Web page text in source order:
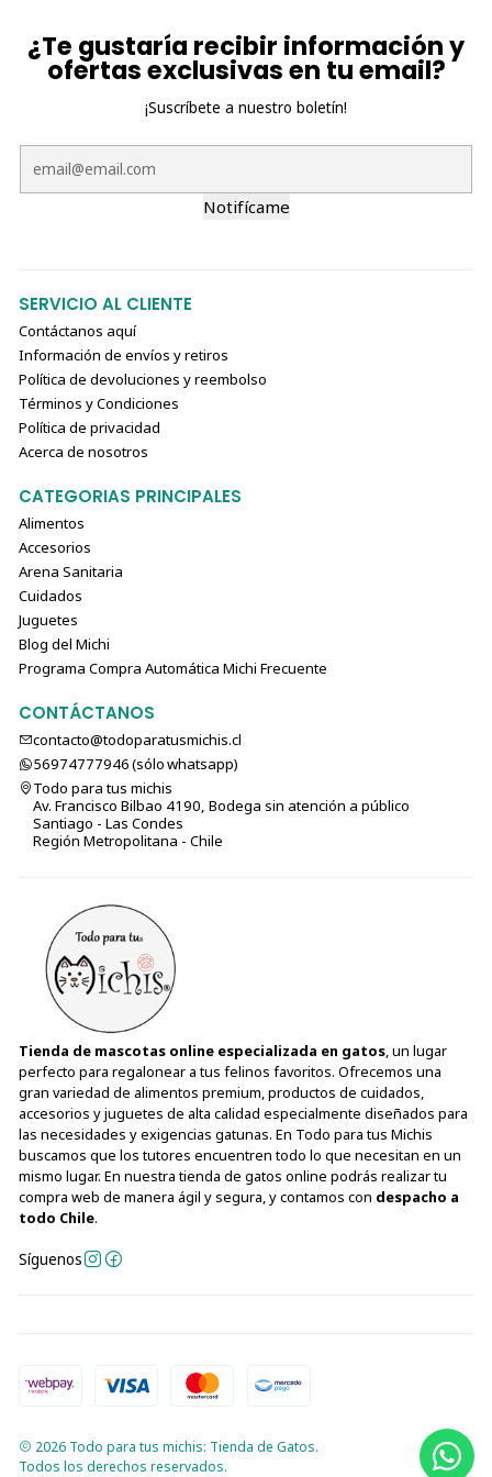
¿Te gustaría recibir información y
ofertas exclusivas en tu email?
¡Suscríbete a nuestro boletín!
Notifícame
SERVICIO AL CLIENTE
Contáctanos aquí
Información de envíos y retiros
Política de devoluciones y reembolso
Términos y Condiciones
Política de privacidad
Acerca de nosotros
CATEGORIAS PRINCIPALES
Alimentos
Accesorios
Arena Sanitaria
Cuidados
Juguetes
Blog del Michi
Programa Compra Automática Michi Frecuente
CONTÁCTANOS
contacto@todoparatusmichis.cl
56974777946 (sólo⁣⁣⁣⁣⁣​​​​​​​​​​​​​​​ whatsapp)
Todo para tus michis
Av. Francisco Bilbao 4190, Bodega sin atención a público
Santiago - Las Condes
Región Metropolitana - Chile
Tienda de mascotas online especializada en gatos, un lugar
perfecto para regalonear a tus felinos favoritos. Ofrecemos una
gran variedad de alimentos premium, productos de cuidados,
accesorios y juguetes de alta calidad especialmente diseñados para
las necesidades y exigencias gatunas. En Todo para tus Michis
buscamos que los tutores encuentren todo lo que necesitan en un
mismo lugar. En nuestra tienda de gatos online podrás realizar tu
compra web de manera ágil y segura, y contamos con despacho a
todo Chile.
Síguenos
2026 Todo para tus michis: Tienda de Gatos.
Todos los derechos reservados.